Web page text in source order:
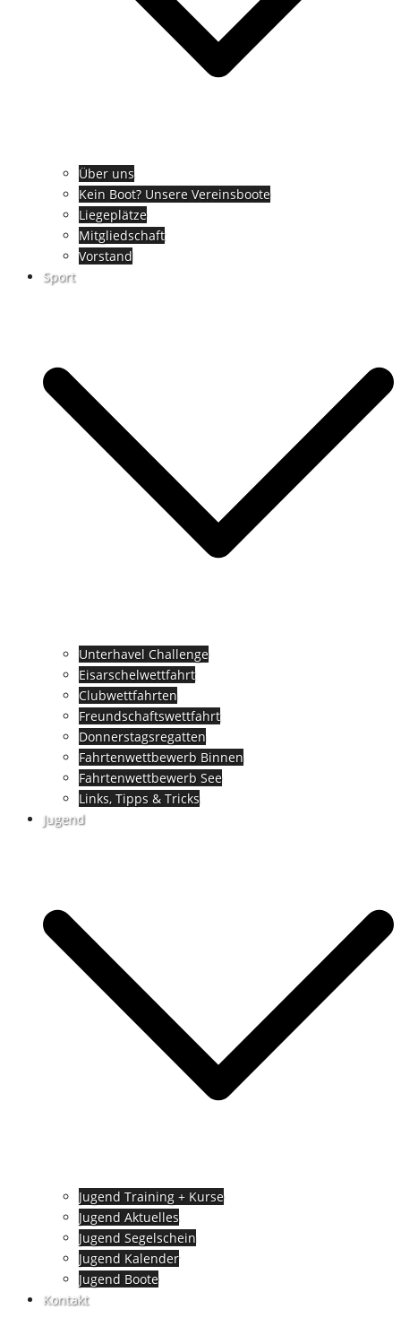
Über uns
Kein Boot? Unsere Vereinsboote
Liegeplätze
Mitgliedschaft
Vorstand
Sport
Unterhavel Challenge
Eisarschelwettfahrt
Clubwettfahrten
Freundschaftswettfahrt
Donnerstagsregatten
Fahrtenwettbewerb Binnen
Fahrtenwettbewerb See
Links, Tipps & Tricks
Jugend
Jugend Training + Kurse
Jugend Aktuelles
Jugend Segelschein
Jugend Kalender
Jugend Boote
Kontakt